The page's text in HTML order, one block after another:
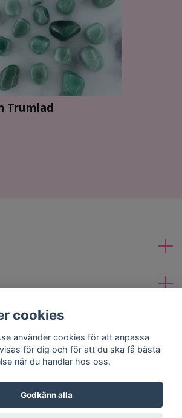
Trumlad
cookies
använder cookies för att anpassa
för dig och för att du ska få bästa
när du handlar hos oss.
Godkänn alla